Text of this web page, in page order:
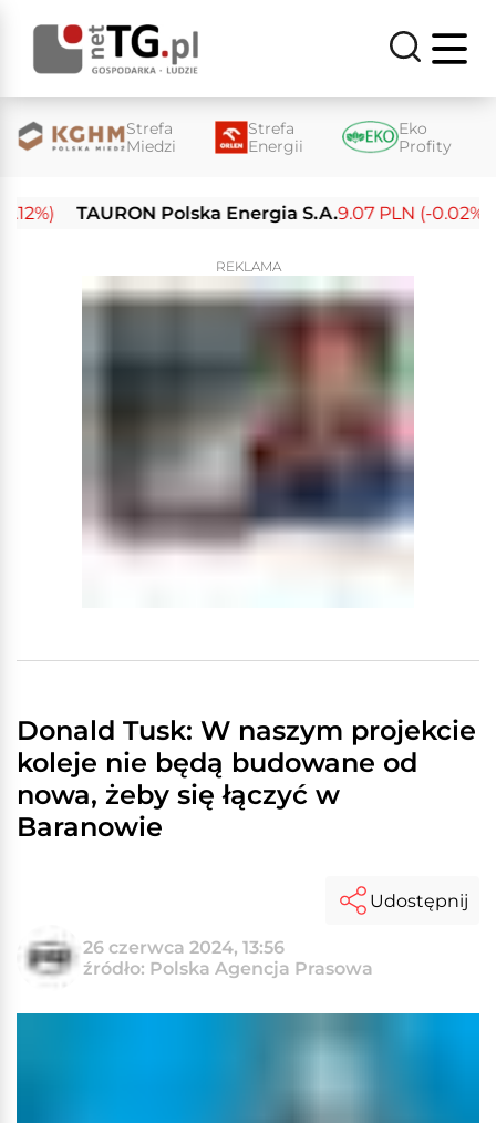
Strefa
Miedzi
Strefa
Energii
Eko
Profity
TAURON Polska Energia S.A.9.07 PLN (-0.02%)
REKLAMA
Donald Tusk: W naszym projekcie
koleje nie będą budowane od
nowa, żeby się łączyć w
Baranowie
26 czerwca 2024, 13:56
źródło: Polska Agencja Prasowa
Udostępnij